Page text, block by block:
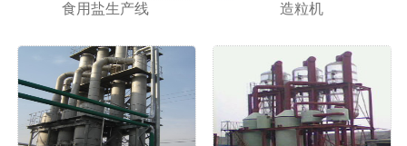
食用盐生产线 造粒机